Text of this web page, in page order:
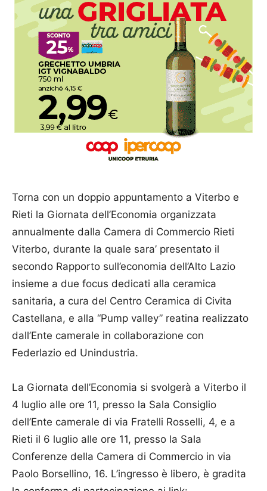
Torna con un doppio appuntamento a Viterbo e
Rieti la Giornata dell’Economia organizzata
annualmente dalla Camera di Commercio Rieti
Viterbo, durante la quale sara’ presentato il
secondo Rapporto sull’economia dell’Alto Lazio
insieme a due focus dedicati alla ceramica
sanitaria, a cura del Centro Ceramica di Civita
Castellana, e alla “Pump valley” reatina realizzato
dall’Ente camerale in collaborazione con
Federlazio ed Unindustria.
La Giornata dell’Economia si svolgerà a Viterbo il
4 luglio alle ore 11, presso la Sala Consiglio
dell’Ente camerale di via Fratelli Rosselli, 4, e a
Rieti il 6 luglio alle ore 11, presso la Sala
Conferenze della Camera di Commercio in via
Paolo Borsellino, 16. L’ingresso è libero, è gradita